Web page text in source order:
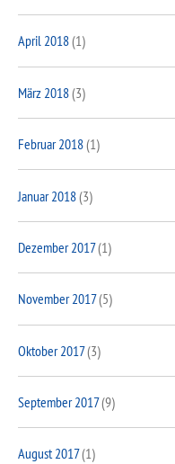
April 2018(1)
März 2018(3)
Februar 2018(1)
Januar 2018(3)
Dezember 2017(1)
November 2017(5)
Oktober 2017(3)
September 2017(9)
August 2017(1)